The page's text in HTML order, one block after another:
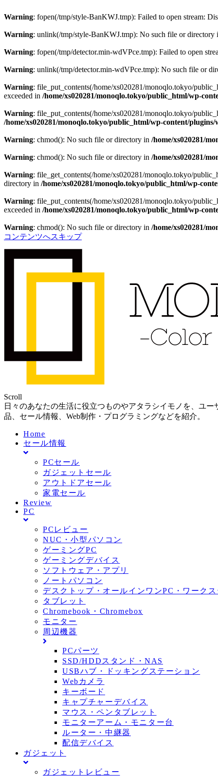
Warning: fopen(/tmp/style-BanKWJ.tmp): Failed to open stream:
Warning: unlink(/tmp/style-BanKWJ.tmp): No such file or directory
Warning: fopen(/tmp/detector.min-wdVPce.tmp): Failed to open
Warning: unlink(/tmp/detector.min-wdVPce.tmp): No such file or
Warning: file_put_contents(/home/xs020281/monoqlo.tokyo/
exceeded in /home/xs020281/monoqlo.tokyo/public_html/wp-
Warning: file_put_contents(/home/xs020281/monoqlo.tokyo/
/home/xs020281/monoqlo.tokyo/public_html/wp-content/
Warning: chmod(): No such file or directory in /home/xs020281/
Warning: chmod(): No such file or directory in /home/xs020281/
Warning: file_get_contents(/home/xs020281/monoqlo.tokyo/
directory in /home/xs020281/monoqlo.tokyo/public_html/wp-
Warning: file_put_contents(/home/xs020281/monoqlo.tokyo/
exceeded in /home/xs020281/monoqlo.tokyo/public_html/wp-
Warning: chmod(): No such file or directory in /home/xs020281/
コンテンツへスキップ
Scroll
日々のあなたの生活に役立つものやアタラシイモノを、ユ
品、セール情報、Web制作・プログラミングなどを紹介。
Home
セール情報
PCセール
ガジェットセール
アウトドアセール
家電セール
Review
PC
PCレビュー
NUC・小型パソコン
ゲーミングPC
ゲーミングデバイス
ソフトウェア・アプリ
ノートパソコン
デスクトップ・オールインワンPC・ワーク
タブレット
Chromebook・Chromebox
モニター
周辺機器
PCパーツ
SSD/HDDスタンド・NAS
USBハブ・ドッキングステーション
Webカメラ
キーボード
キャプチャーデバイス
マウス・ペンタブレット
モニターアーム・モニター台
ルーター・中継器
配信デバイス
ガジェット
ガジェットレビュー